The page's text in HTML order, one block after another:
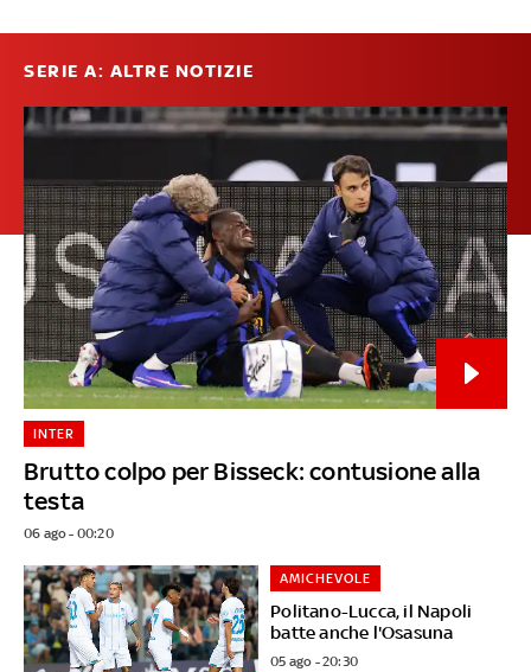
SERIE A: ALTRE NOTIZIE
Brutto colpo per Bisseck: contusione alla
testa
INTER
06 ago - 00:20
Politano-Lucca, il Napoli
batte anche l'Osasuna
AMICHEVOLE
05 ago - 20:30